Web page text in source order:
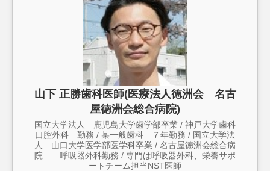
山下 正勝歯科医師(医療法人徳洲会 名古
屋徳洲会総合病院)
国立大学法人 鹿児島大学歯学部卒業 / 神戸大学歯科
口腔外科 勤務 / 某一般歯科 ７年勤務 / 国立大学法
人 山口大学医学部医学科卒業 / 名古屋徳洲会総合病
院 呼吸器外科勤務 / 専門は呼吸器外科、栄養サポ
ートチーム担当NST医師